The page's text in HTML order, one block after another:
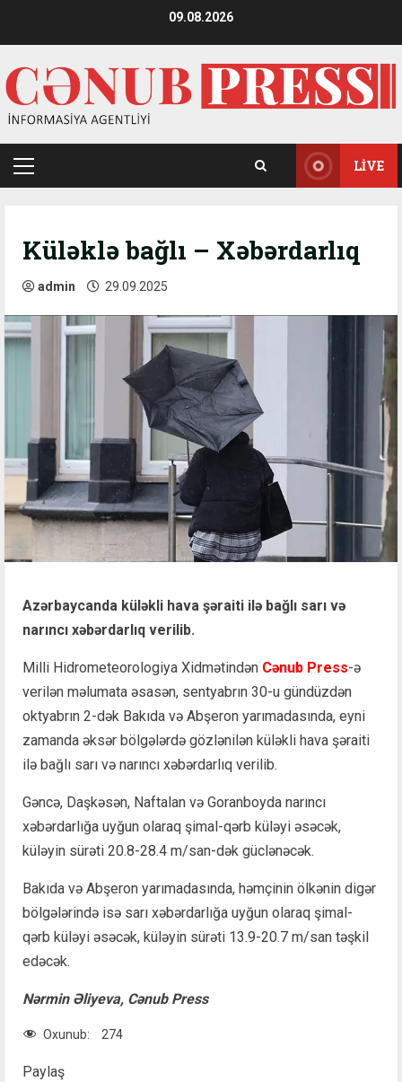
09.08.2026
Primary
LIVE
Küləklə bağlı – Xəbərdarlıq
admin 29.09.2025
Azərbaycanda küləkli hava şəraiti ilə bağlı sarı və
narıncı xəbərdarlıq verilib.
Milli Hidrometeorologiya Xidmətindən Cənub Press-ə
verilən məlumata əsasən, sentyabrın 30-u gündüzdən
oktyabrın 2-dək Bakıda və Abşeron yarımadasında, eyni
zamanda əksər bölgələrdə gözlənilən küləkli hava şəraiti
ilə bağlı sarı və narıncı xəbərdarlıq verilib.
Gəncə, Daşkəsən, Naftalan və Goranboyda narıncı
xəbərdarlığa uyğun olaraq şimal-qərb küləyi əsəcək,
küləyin sürəti 20.8-28.4 m/san-dək güclənəcək.
Bakıda və Abşeron yarımadasında, həmçinin ölkənin digər
bölgələrində isə sarı xəbərdarlığa uyğun olaraq şimal-
qərb küləyi əsəcək, küləyin sürəti 13.9-20.7 m/san təşkil
edəcək.
Nərmin Əliyeva, Cənub Press
Oxunub: 274
Paylaş